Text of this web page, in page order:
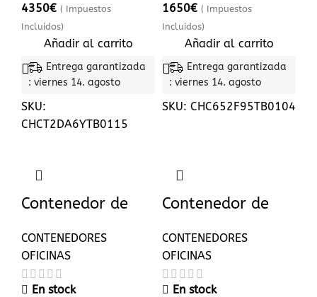
4350€ ( Impuestos
Incluidos)
Añadir al carrito
Entrega garantizada
: viernes 14. agosto
SKU:
CHCT2DA6YTB0115
1650€ ( Impuestos
Incluidos)
Añadir al carrito
Entrega garantizada
: viernes 14. agosto
SKU: CHC652F95TB0104
Contenedor de
con sanitarios
CONTENEDORES
OFICINAS
En stock
Contenedor de
2,40 m con
inodoro, ducha y
cocina americana
CONTENEDORES
OFICINAS
En stock